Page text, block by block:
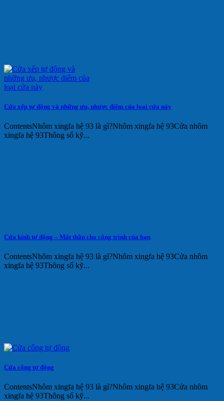
Cửa xếp tự động và những ưu, nhược điểm của loại cửa này
ContentsNhôm xingfa hệ 93 là gì?Nhôm xingfa hệ 93Cửa nhôm
xingfa hệ 93Thông số kỹ...
Cửa kính tự động – Mắt thần cho công trình của bạn
ContentsNhôm xingfa hệ 93 là gì?Nhôm xingfa hệ 93Cửa nhôm
xingfa hệ 93Thông số kỹ...
Cửa cổng tự động
ContentsNhôm xingfa hệ 93 là gì?Nhôm xingfa hệ 93Cửa nhôm
xingfa hệ 93Thông số kỹ...